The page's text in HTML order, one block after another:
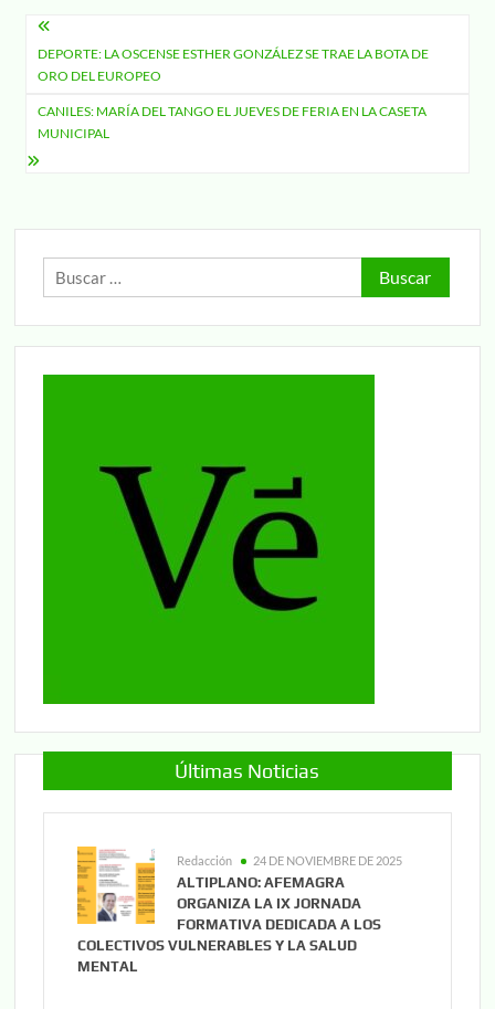
Navegación
de
entradas
DEPORTE: LA OSCENSE ESTHER GONZÁLEZ SE TRAE LA BOTA DE
ORO DEL EUROPEO
CANILES: MARÍA DEL TANGO EL JUEVES DE FERIA EN LA CASETA
MUNICIPAL
Buscar:
Últimas Noticias
Redacción 24 DE NOVIEMBRE DE 2025
ALTIPLANO: AFEMAGRA
ORGANIZA LA IX JORNADA
FORMATIVA DEDICADA A LOS
COLECTIVOS VULNERABLES Y LA SALUD
MENTAL